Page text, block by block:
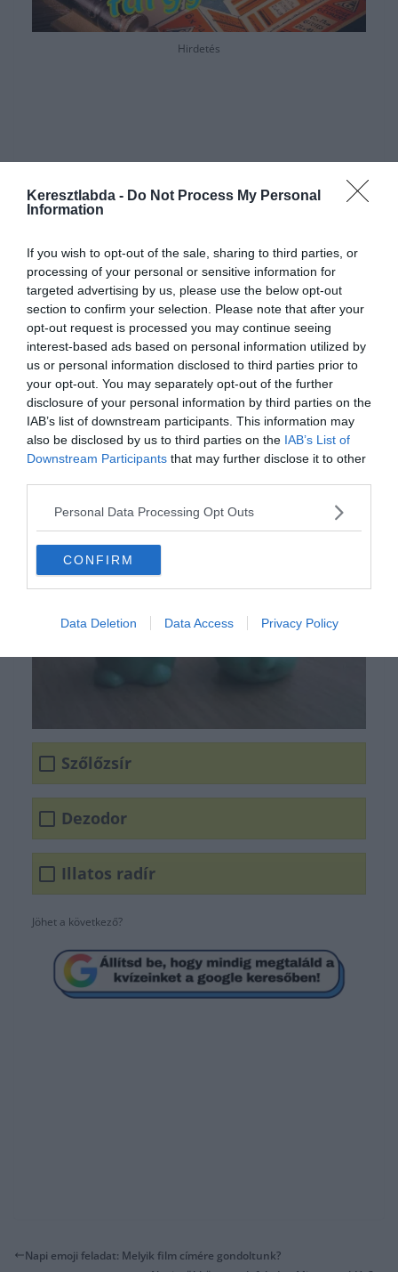
Keresztlabda - Do Not Process My Personal
Information
If you wish to opt-out of the sale, sharing to third parties, or
processing of your personal or sensitive information for
targeted advertising by us, please use the below opt-out
section to confirm your selection. Please note that after your
opt-out request is processed you may continue seeing
interest-based ads based on personal information utilized by
us or personal information disclosed to third parties prior to
your opt-out. You may separately opt-out of the further
disclosure of your personal information by third parties on the
IAB’s list of downstream participants. This information may
also be disclosed by us to third parties on the IAB’s List of
Downstream Participants that may further disclose it to other
Personal Data Processing Opt Outs
CONFIRM
Data Deletion Data Access Privacy Policy
Hirdetés
Készen állsz?
0%
Óóó... menőnek
számított akinek volt
ilyene. Mi ez?
Szőlőzsír
Dezodor
Illatos radír
Jöhet a következő?
Napi emoji feladat: Melyik film címére gondoltunk?